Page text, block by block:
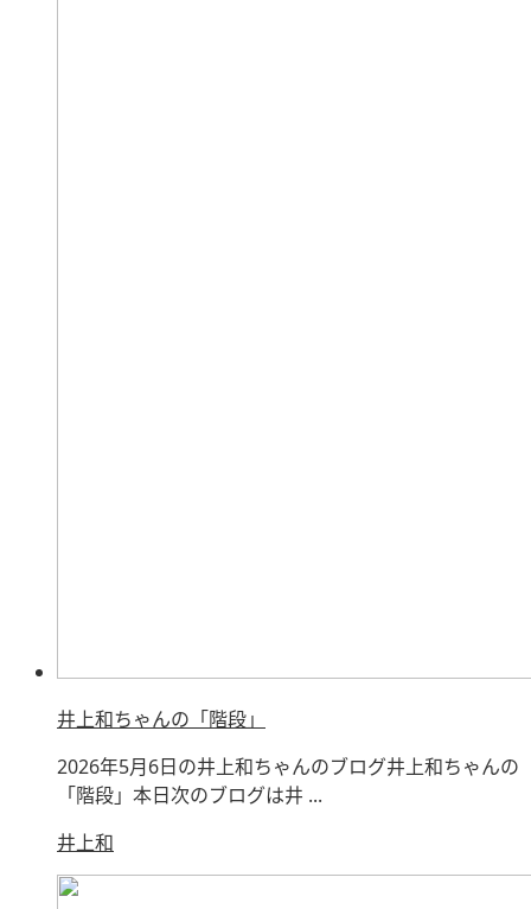
井上和ちゃんの「階段」
2026年5月6日の井上和ちゃんのブログ井上和ちゃんの
「階段」本日次のブログは井 ...
井上和